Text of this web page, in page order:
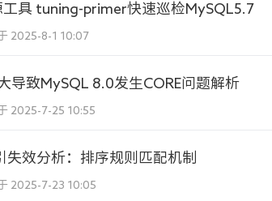
工具 tuning-primer快速巡检MySQL5.7
2025-8-1 10:07
导致MySQL 8.0发生CORE问题解析
2025-7-25 10:55
失效分析：排序规则匹配机制
2025-7-23 10:05